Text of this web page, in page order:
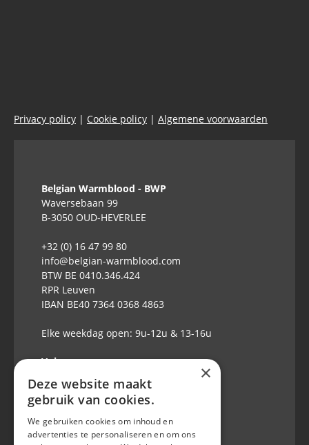
Privacy policy | Cookie policy | Algemene voorwaarden
Belgian Warmblood - BWP
Waversebaan 99
B-3050 OUD-HEVERLEE
+32 (0) 16 47 99 80
info@belgian-warmblood.com
BTW BE 0410.346.424
RPR Leuven
IBAN BE40 7364 0368 4863
Elke weekdag open: 9u-12u & 13-16u
Volg ons op
×
Deze website maakt
gebruik van cookies.
We gebruiken cookies om inhoud en
advertenties te personaliseren en om ons